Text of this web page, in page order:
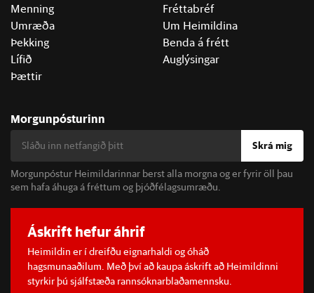
Menning
Umræða
Þekking
Lífið
Þættir
Fréttabréf
Um Heimildina
Benda á frétt
Auglýsingar
Morgunpósturinn
Skrá mig
Morgunpóstur Heimildarinnar berst alla morgna og er fyrir öll þau
sem hafa áhuga á fréttum og þjóðfélagsumræðu.
Áskrift hefur áhrif
Heimildin er í dreifðu eignarhaldi og óháð
hagsmunaaðilum. Með því að kaupa áskrift að Heimildinni
styrkir þú sjálfstæða rannsóknarblaðamennsku.